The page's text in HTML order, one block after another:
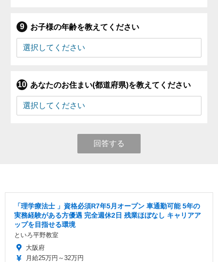
お子様の年齢を教えてください
あなたのお住まい(都道府県)を教えてください
回答する
「理学療法士 」資格必須R7年5月オープン 車通勤可能 5年の
実務経験がある方優遇 完全週休2日 残業ほぼなし キャリアア
ップを目指せる環境
といろ平野教室
大阪府
月給25万円～32万円